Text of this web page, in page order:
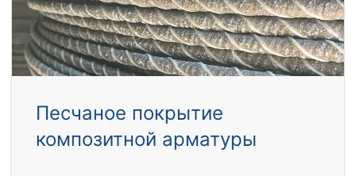
Песчаное покрытие
композитной арматуры